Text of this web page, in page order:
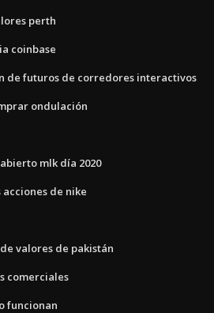
perth
coinbase
de futuros de corredores interactivos
ondulación
mlk día 2020
de nike
valores de pakistán
comerciales
funcionan